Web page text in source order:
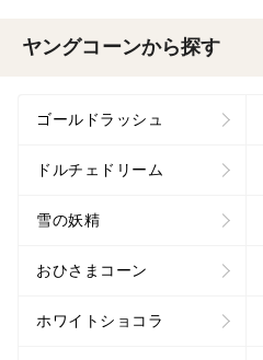
ヤングコーンから探す
ゴールドラッシュ
ドルチェドリーム
雪の妖精
おひさまコーン
ホワイトショコラ